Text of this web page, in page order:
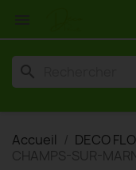
search
Accueil DECO
CHAMPS-SUR-